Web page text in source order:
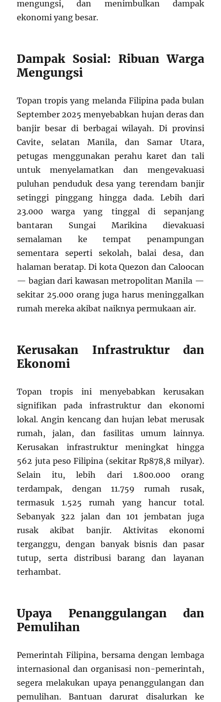
mengungsi, dan menimbulkan dampak
ekonomi yang besar.
Dampak Sosial: Ribuan Warga
Mengungsi
Topan tropis yang melanda Filipina pada bulan
September 2025 menyebabkan hujan deras dan
banjir besar di berbagai wilayah. Di provinsi
Cavite, selatan Manila, dan Samar Utara,
petugas menggunakan perahu karet dan tali
untuk menyelamatkan dan mengevakuasi
puluhan penduduk desa yang terendam banjir
setinggi pinggang hingga dada. Lebih dari
23.000 warga yang tinggal di sepanjang
bantaran Sungai Marikina dievakuasi
semalaman ke tempat penampungan
sementara seperti sekolah, balai desa, dan
halaman beratap. Di kota Quezon dan Caloocan
— bagian dari kawasan metropolitan Manila —
sekitar 25.000 orang juga harus meninggalkan
rumah mereka akibat naiknya permukaan air.
Kerusakan Infrastruktur dan
Ekonomi
Topan tropis ini menyebabkan kerusakan
signifikan pada infrastruktur dan ekonomi
lokal. Angin kencang dan hujan lebat merusak
rumah, jalan, dan fasilitas umum lainnya.
Kerusakan infrastruktur meningkat hingga
562 juta peso Filipina (sekitar Rp878,8 milyar).
Selain itu, lebih dari 1.800.000 orang
terdampak, dengan 11.759 rumah rusak,
termasuk 1.525 rumah yang hancur total.
Sebanyak 322 jalan dan 101 jembatan juga
rusak akibat banjir. Aktivitas ekonomi
terganggu, dengan banyak bisnis dan pasar
tutup, serta distribusi barang dan layanan
terhambat.
Upaya Penanggulangan dan
Pemulihan
Pemerintah Filipina, bersama dengan lembaga
internasional dan organisasi non-pemerintah,
segera melakukan upaya penanggulangan dan
pemulihan. Bantuan darurat disalurkan ke